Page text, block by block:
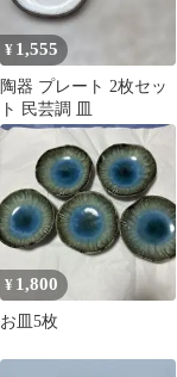
¥ 1,555
陶器 プレート 2枚セッ
ト 民芸調 皿
¥ 1,800
お皿5枚